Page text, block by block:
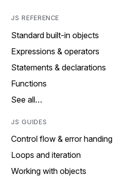
JS REFERENCE
Standard built-in objects
Expressions & operators
Statements & declarations
Functions
See all…
JS GUIDES
Control flow & error handing
Loops and iteration
Working with objects